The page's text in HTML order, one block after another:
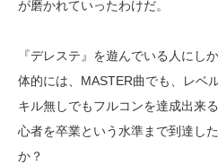
が磨かれていったわけだ。
『デレステ』を遊んでいる人にし
体的には、MASTER曲でも、レベ
キル無しでもフルコンを達成出来
心者を卒業という水準まで到達し
か？